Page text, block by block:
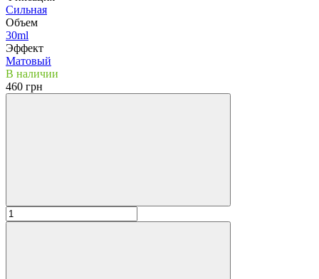
Сильная
Объем
30ml
Эффект
Матовый
В наличии
460 грн